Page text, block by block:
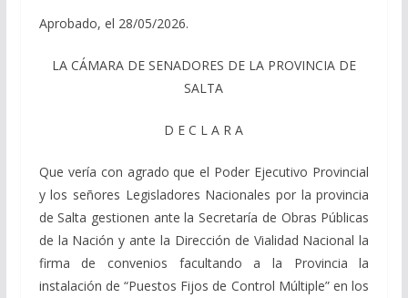
Aprobado, el 28/05/2026.
LA CÁMARA DE SENADORES DE LA PROVINCIA DE
SALTA
D E C L A R A
Que vería con agrado que el Poder Ejecutivo Provincial
y los señores Legisladores Nacionales por la provincia
de Salta gestionen ante la Secretaría de Obras Públicas
de la Nación y ante la Dirección de Vialidad Nacional la
firma de convenios facultando a la Provincia la
instalación de “Puestos Fijos de Control Múltiple” en los